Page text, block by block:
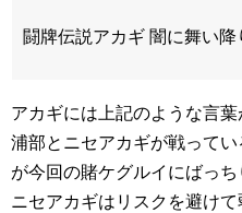
闘牌伝説アカギ 闇に舞い
アカギには上記のような言葉
浦部とニセアカギが戦って
が今回の賭ケグルイにばっち
ニセアカギはリスクを避け